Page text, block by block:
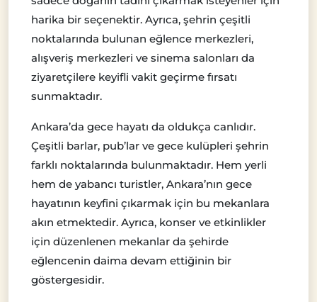
harika bir seçenektir. Ayrıca, şehrin çeşitli
noktalarında bulunan eğlence merkezleri,
alışveriş merkezleri ve sinema salonları da
ziyaretçilere keyifli vakit geçirme fırsatı
sunmaktadır.
Ankara’da gece hayatı da oldukça canlıdır.
Çeşitli barlar, pub’lar ve gece kulüpleri şehrin
farklı noktalarında bulunmaktadır. Hem yerli
hem de yabancı turistler, Ankara’nın gece
hayatının keyfini çıkarmak için bu mekanlara
akın etmektedir. Ayrıca, konser ve etkinlikler
için düzenlenen mekanlar da şehirde
eğlencenin daima devam ettiğinin bir
göstergesidir.